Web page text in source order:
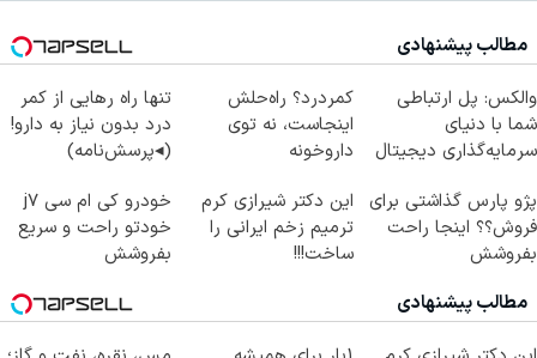
مطالب پیشنهادی
والکس: پل ارتباطی
شما با دنیای
سرمایه‌گذاری دیجیتال
کمردرد؟ راه‌حلش
اینجاست، نه توی
داروخونه
تنها راه رهایی از کمر
درد بدون نیاز به دارو!
(◂پرسش‌نامه)
پژو پارس گذاشتی برای
فروش؟؟ اینجا راحت
بفروشش
این دکتر شیرازی کرم
ترمیم زخم ایرانی را
ساخت!!!
خودرو کی ام سی j7
خودتو راحت و سریع
بفروشش
مطالب پیشنهادی